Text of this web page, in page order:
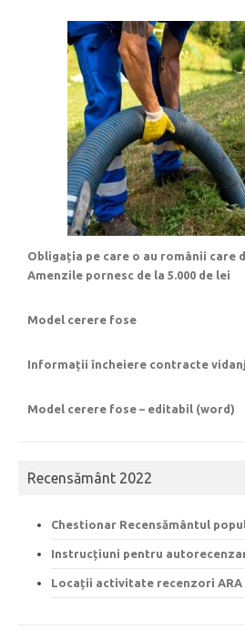
Obligația pe care o au românii care
Amenzile pornesc de la 5.000 de lei
Model cerere fose
Informații încheiere contracte
Model cerere fose – editabil (word)
Recensământ 2022
Chestionar Recensământul
Instrucțiuni pentru
Locații activitate recenzori ARA